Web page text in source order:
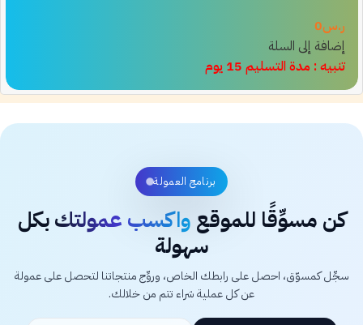
ر.س0
إضافة إلى السلة
تنبيه : مدة التسليم 15 يوم
برنامج العمولة
كن مسوِّقًا للموقع واكسب عمولتكبكل
سهولة
سجِّل كمسوّق، احصل على رابطك الخاص، وروِّج منتجاتنا لتحصل على عمولة
عن كل عملية شراء تتم من خلالك.